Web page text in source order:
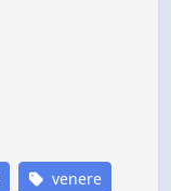
venere